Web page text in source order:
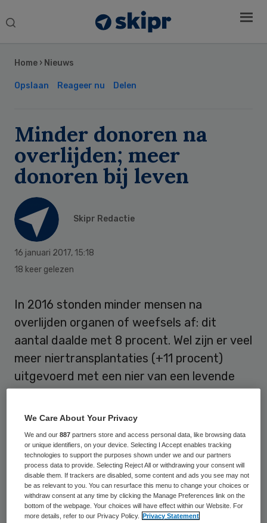
Search
Home › Nieuws
Opslaan Reageer nu Delen
Minder donoren na
overlijden; meer
donoren bij leven
Skipr Redactie
16 januari 2017, 15:18
18 keer gelezen
In 2016 stonden minder mensen na
overlijden organen of weefsels af: dit
aantal daalde met 8 procent. Wel zijn er veel
meer niertransplantaties (+11 procent)
uitgevoerd met een nier van een levende
van de Nederlandse Transplantatie
Stichting (NTS).
Een eerste analyse van de voorlopige cijfers
lijkt erop te wijzen dat er in 2016 “veel
minder overledenen” medisch geschikt
bleken om organen af te staan voor
Sidebar
We Care About Your Privacy
We and our887 partners store and access personal data, like browsing data
or unique identifiers, on your device. Selecting I Accept enables tracking
technologies to support the purposes shown under we and our partners
process data to provide. Selecting Reject All or withdrawing your consent will
disable them. If trackers are disabled, some content and ads you see may not
be as relevant to you. You can resurface this menu to change your choices or
withdraw consent at any time by clicking the Manage Preferences link on the
bottom of the webpage. Your choices will have effect within our Website. For
more details, refer to our Privacy Policy.
Privacy Statement